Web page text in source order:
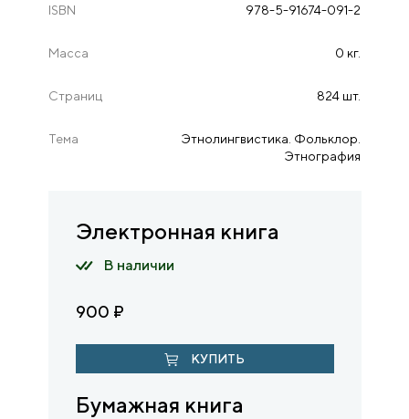
ISBN 978-5-91674-091-2
Масса 0 кг.
Страниц 824 шт.
Тема
Этнолингвистика. Фольклор.
Этнография
Электронная книга
В наличии
900 ₽
КУПИТЬ
Бумажная книга